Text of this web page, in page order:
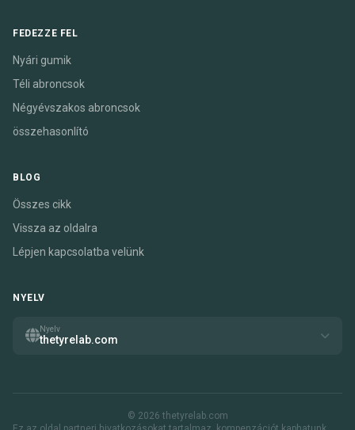
FEDEZZE FEL
Nyári gumik
Téli abroncsok
Négyévszakos abroncsok
összehasonlító
BLOG
Összes cikk
Vissza az oldalra
Lépjen kapcsolatba velünk
NYELV
Nyelv
thetyrelab.com
© 2026 thetyrelab.com